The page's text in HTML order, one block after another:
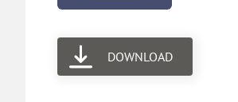
DOWNLOAD